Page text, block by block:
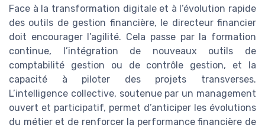
Face à la transformation digitale et à l’évolution rapide
des outils de gestion financière, le directeur financier
doit encourager l’agilité. Cela passe par la formation
continue, l’intégration de nouveaux outils de
comptabilité gestion ou de contrôle gestion, et la
capacité à piloter des projets transverses.
L’intelligence collective, soutenue par un management
ouvert et participatif, permet d’anticiper les évolutions
du métier et de renforcer la performance financière de